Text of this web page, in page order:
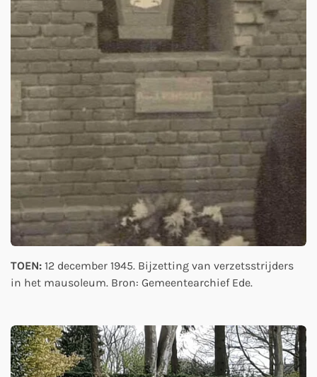
TOEN: 12 december 1945. Bijzetting van verzetsstrijders
in het mausoleum. Bron: Gemeentearchief Ede.